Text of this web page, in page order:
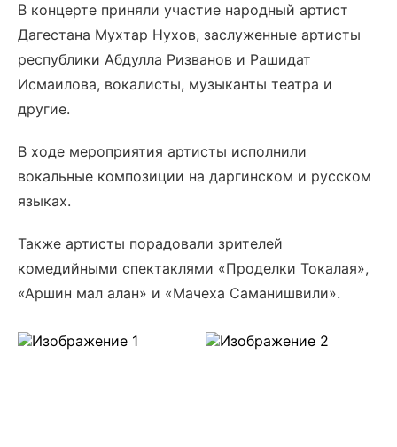
В концерте приняли участие народный артист
Дагестана Мухтар Нухов, заслуженные артисты
республики Абдулла Ризванов и Рашидат
Исмаилова, вокалисты, музыканты театра и
другие.
В ходе мероприятия артисты исполнили
вокальные композиции на даргинском и русском
языках.
Также артисты порадовали зрителей
комедийными спектаклями «Проделки Токалая»,
«Аршин мал алан» и «Мачеха Саманишвили».